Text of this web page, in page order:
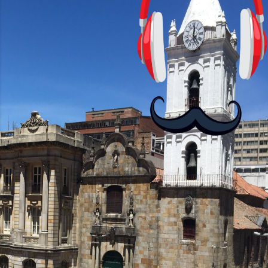
con personajes simpáticos y ayudas
visuales. ¿Será posible que una app que
antes nos enseñó francés, ahora nos
convierta en jugadores de ajedrez? Aún
no podrás jugar contra otros humanos
La aplicación Duolingo fue lanzada en
2012 y cuenta con más de 37 millones
de usuarios activos diarios. Desde 2022,
ha empeza...